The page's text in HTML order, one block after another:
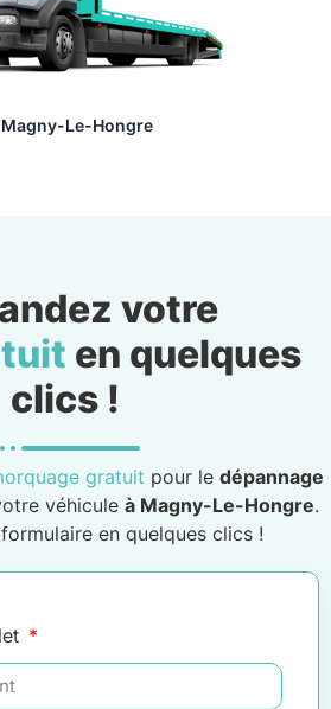
Le-Hongre
votre
en quelques
clics !
gratuit pour le dépannage
véhicule à Magny-Le-Hongre.
en quelques clics !